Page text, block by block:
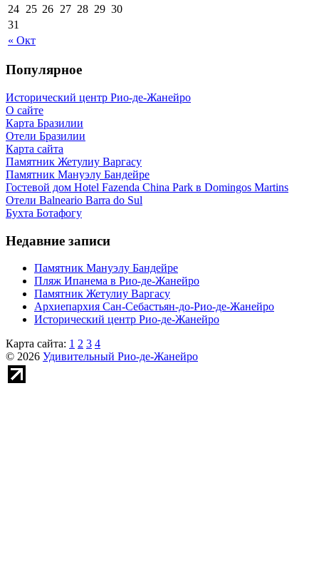
« Окт
24 25 26 27 28 29 30
31
Популярное
Исторический центр Рио-де-Жанейро
О сайте
Карта Бразилии
Отели Бразилии
Карта сайта
Памятник Жетулиу Варгасу
Памятник Мануэлу Бандейре
Гостевой дом Hotel Fazenda China Park в Domingos Martins
Отели Balneario Barra do Sul
Бухта Ботафогу
Недавние записи
Памятник Мануэлу Бандейре
Пляж Ипанема в Рио-де-Жанейро
Памятник Жетулиу Варгасу
Архиепархия Сан-Себастьян-до-Рио-де-Жанейро
Исторический центр Рио-де-Жанейро
Карта сайта: 1 2 3 4
© 2026 Удивительный Рио-де-Жанейро